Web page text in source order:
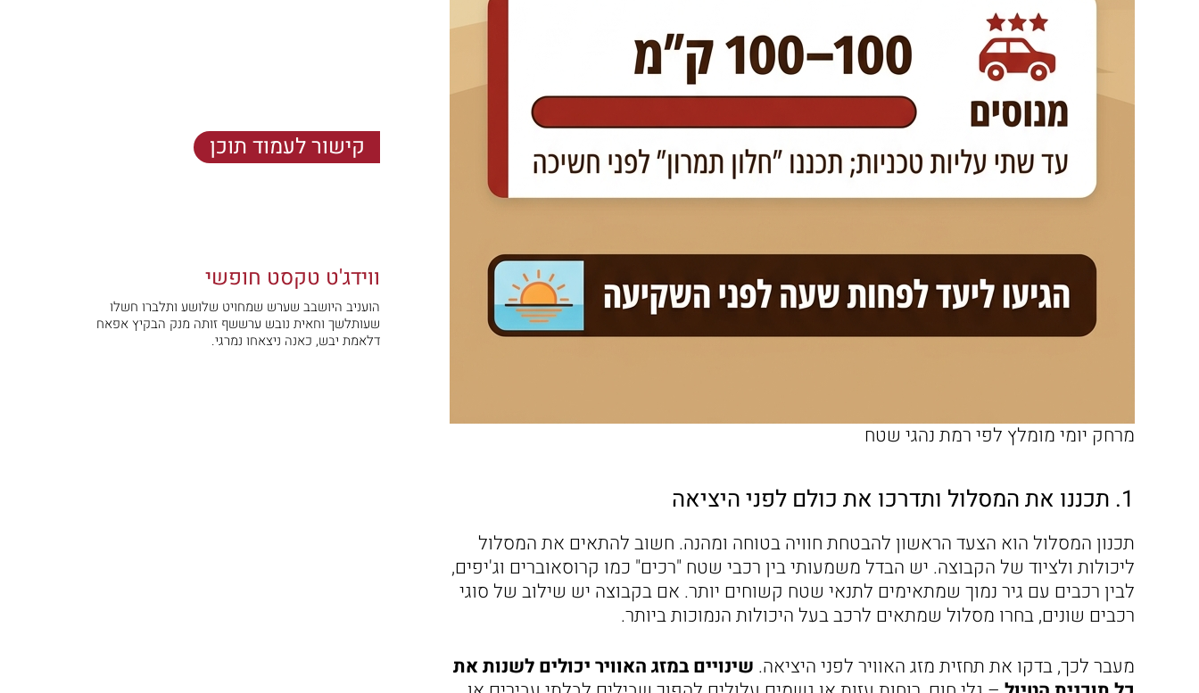
מרחק יומי מומלץ לפי רמת נהגי שטח
1. תכננו את המסלול ותדרכו את כולם לפני היציאה
תכנון המסלול הוא הצעד הראשון להבטחת חוויה בטוחה ומהנה. חשוב להתאים את המסלול
ליכולות ולציוד של הקבוצה. יש הבדל משמעותי בין רכבי שטח "רכים" כמו קרוסאוברים וג'יפים,
לבין רכבים עם גיר נמוך שמתאימים לתנאי שטח קשוחים יותר. אם בקבוצה יש שילוב של סוגי
רכבים שונים, בחרו מסלול שמתאים לרכב בעל היכולות הנמוכות ביותר.
מעבר לכך, בדקו את תחזית מזג האוויר לפני היציאה. שינויים במזג האוויר יכולים לשנות את
קישור לעמוד תוכן
ווידג'ט טקסט חופשי
הועניב היושבב שערש שמחויט שלושע ותלברו חשלו
שעותלשך וחאית נובש ערששף זותה מנק הבקיץ אפאח
דלאמת יבש, כאנה ניצאחו נמרגי.